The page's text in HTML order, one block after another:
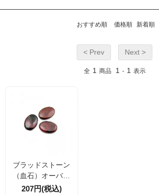
おすすめ順 価格順 新着順
< Prev Next >
全 1 商品 1 - 1 表示
ブラッドストーン
（血石）オーバル
ビーズ 18×25mm
207円(税込)